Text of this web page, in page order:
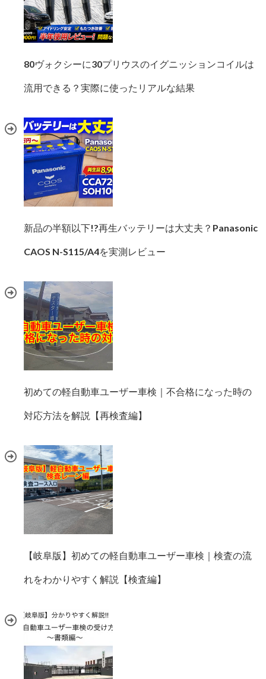
80ヴォクシーに30プリウスのイグニッションコイルは
流用できる？実際に使ったリアルな結果
新品の半額以下!?再生バッテリーは大丈夫？Panasonic
CAOS N-S115/A4を実測レビュー
初めての軽自動車ユーザー車検｜不合格になった時の
対応方法を解説【再検査編】
【岐阜版】初めての軽自動車ユーザー車検｜検査の流
れをわかりやすく解説【検査編】